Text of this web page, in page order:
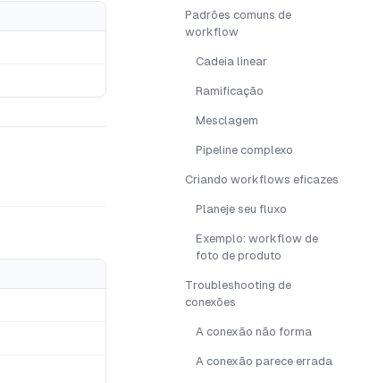
Padrões comuns de
workflow
Cadeia linear
Ramificação
Mesclagem
Pipeline complexo
Criando workflows eficazes
Planeje seu fluxo
Exemplo: workflow de
foto de produto
Troubleshooting de
conexões
A conexão não forma
A conexão parece errada